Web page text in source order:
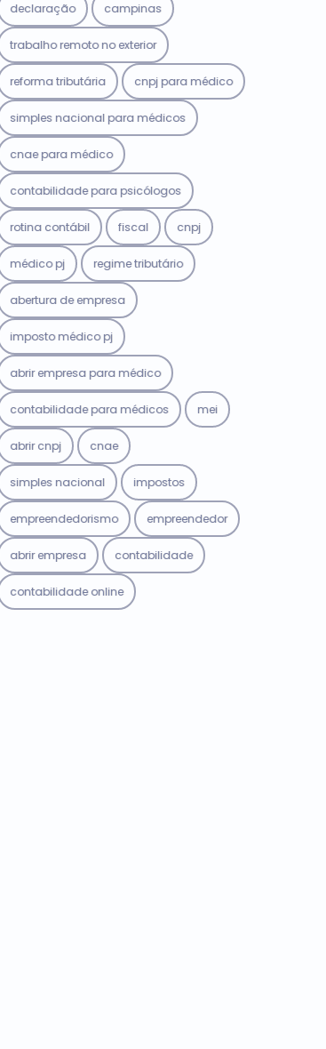
declaração campinas
trabalho remoto no exterior
reforma tributária cnpj para médico
simples nacional para médicos
cnae para médico
contabilidade para psicólogos
rotina contábil fiscal cnpj
médico pj regime tributário
abertura de empresa
imposto médico pj
abrir empresa para médico
contabilidade para médicos mei
abrir cnpj cnae
simples nacional impostos
empreendedorismo empreendedor
abrir empresa contabilidade
contabilidade online